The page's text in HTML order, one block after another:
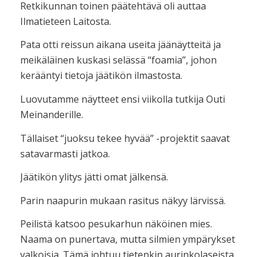
Retkikunnan toinen päätehtävä oli auttaa
Ilmatieteen Laitosta.
Pata otti reissun aikana useita jäänäytteitä ja
meikäläinen kuskasi selässä “foamia”, johon
kerääntyi tietoja jäätikön ilmastosta.
Luovutamme näytteet ensi viikolla tutkija Outi
Meinanderille.
Tällaiset “juoksu tekee hyvää” -projektit saavat
satavarmasti jatkoa.
Jäätikön ylitys jätti omat jälkensä.
Parin naapurin mukaan rasitus näkyy lärvissä.
Peilistä katsoo pesukarhun näköinen mies.
Naama on punertava, mutta silmien ympärykset